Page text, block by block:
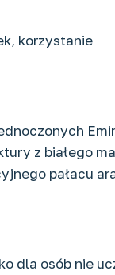
korzystanie
z białego
pałacu
dla osób nie